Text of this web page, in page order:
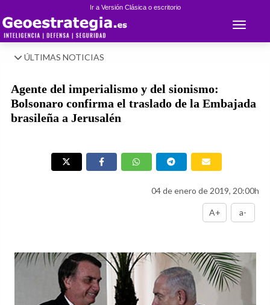
Ir a Versión Clásica o escritorio
Toggle
ÚLTIMAS NOTICIAS
Agente del imperialismo y del sionismo:
Bolsonaro confirma el traslado de la Embajada
brasileña a Jerusalén
04 de enero de 2019, 20:00h
A+ a-